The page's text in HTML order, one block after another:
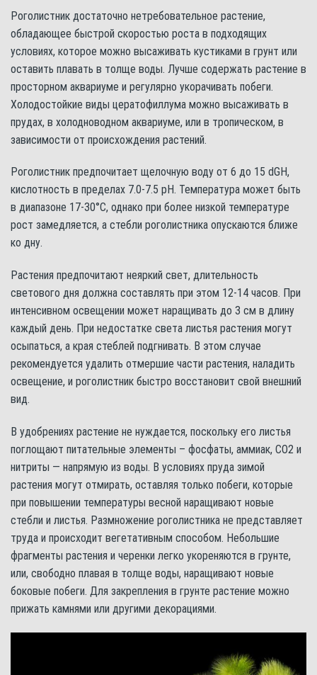
Роголистник достаточно нетребовательное растение,
обладающее быстрой скоростью роста в подходящих
условиях, которое можно высаживать кустиками в грунт или
оставить плавать в толще воды. Лучше содержать растение в
просторном аквариуме и регулярно укорачивать побеги.
Холодостойкие виды цератофиллума можно высаживать в
прудах, в холодноводном аквариуме, или в тропическом, в
зависимости от происхождения растений.
Роголистник предпочитает щелочную воду от 6 до 15 dGH,
кислотность в пределах 7.0-7.5 рН. Температура может быть
в диапазоне 17-30°С, однако при более низкой температуре
рост замедляется, а стебли роголистника опускаются ближе
ко дну.
Растения предпочитают неяркий свет, длительность
светового дня должна составлять при этом 12-14 часов. При
интенсивном освещении может наращивать до 3 см в длину
каждый день. При недостатке света листья растения могут
осыпаться, а края стеблей подгнивать. В этом случае
рекомендуется удалить отмершие части растения, наладить
освещение, и роголистник быстро восстановит свой внешний
вид.
В удобрениях растение не нуждается, поскольку его листья
поглощают питательные элементы – фосфаты, аммиак, СО2 и
нитриты — напрямую из воды. В условиях пруда зимой
растения могут отмирать, оставляя только побеги, которые
при повышении температуры весной наращивают новые
стебли и листья. Размножение роголистника не представляет
труда и происходит вегетативным способом. Небольшие
фрагменты растения и черенки легко укореняются в грунте,
или, свободно плавая в толще воды, наращивают новые
боковые побеги. Для закрепления в грунте растение можно
прижать камнями или другими декорациями.